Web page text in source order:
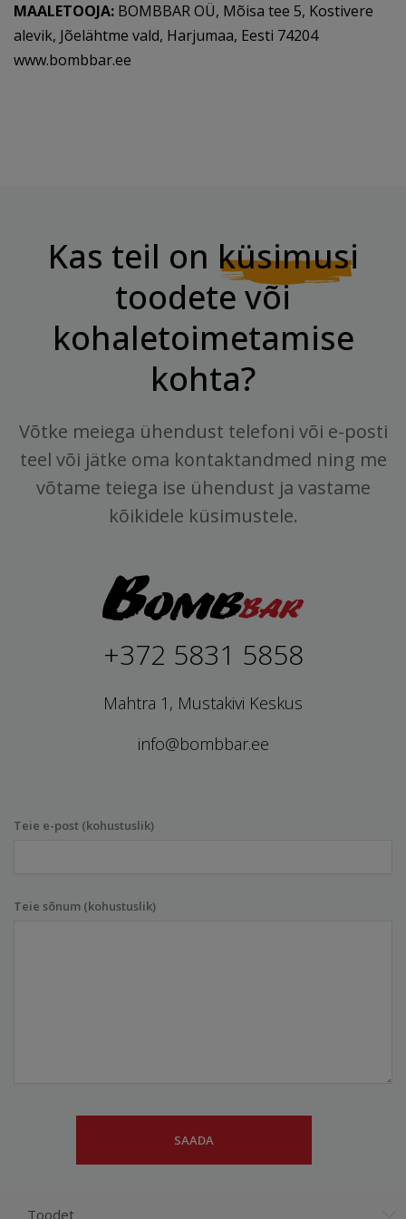
MAALETOOJA: BOMBBAR OÜ, Mõisa tee 5, Kostivere
alevik, Jõelähtme vald, Harjumaa, Eesti 74204
www.bombbar.ee
Kas teil on küsimusi
toodete või
kohaletoimetamise
kohta?
Võtke meiega ühendust telefoni või e-posti
teel või jätke oma kontaktandmed ning me
võtame teiega ise ühendust ja vastame
kõikidele küsimustele.
+372 5831 5858
Mahtra 1, Mustakivi Keskus
info@bombbar.ee
Teie e-post (kohustuslik)
Teie sõnum (kohustuslik)
Toodet